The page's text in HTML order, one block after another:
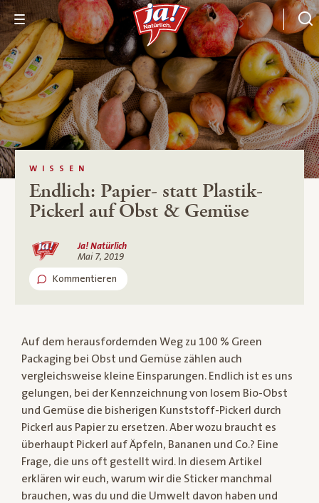
WISSEN
Endlich: Papier- statt Plastik-
Pickerl auf Obst & Gemüse
Ja! Natürlich
Mai 7, 2019
Kommentieren
Auf dem herausfordernden Weg zu 100 % Green
Packaging bei Obst und Gemüse zählen auch
vergleichsweise kleine Einsparungen. Endlich ist es uns
gelungen, bei der Kennzeichnung von losem Bio-Obst
und Gemüse die bisherigen Kunststoff-Pickerl durch
Pickerl aus Papier zu ersetzen. Aber wozu braucht es
überhaupt Pickerl auf Äpfeln, Bananen und Co.? Eine
Frage, die uns oft gestellt wird. In diesem Artikel
erklären wir euch, warum wir die Sticker manchmal
brauchen, was du und die Umwelt davon haben und